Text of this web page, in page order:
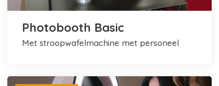
Photobooth Basic
met stroopwafelmachine met personeel